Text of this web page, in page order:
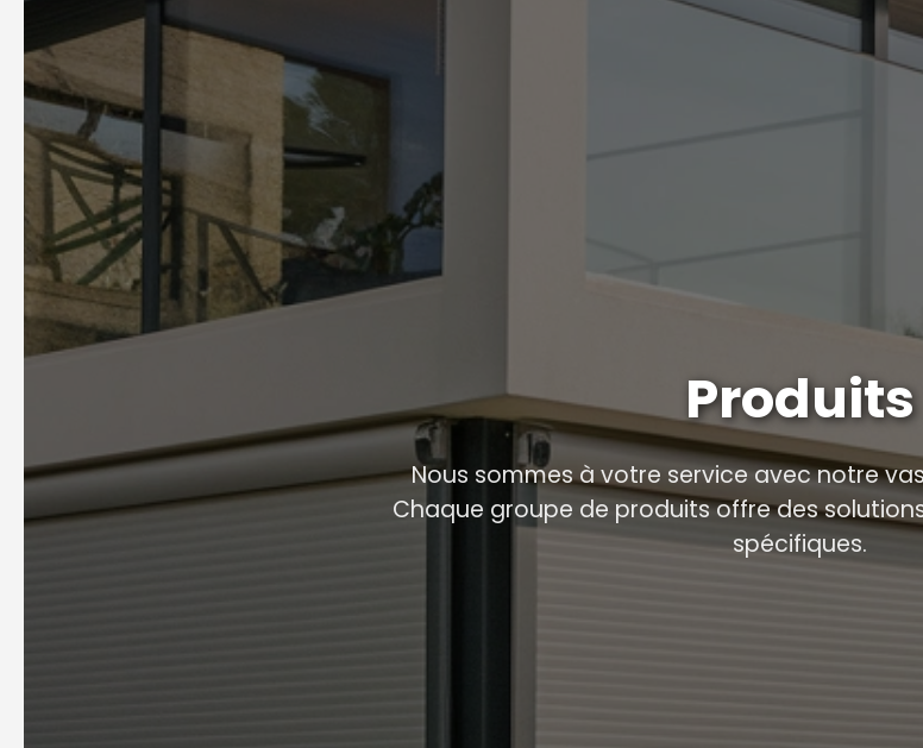
Produits
Nous sommes à votre service avec notre
Chaque groupe de produits offre des
spécifiques.